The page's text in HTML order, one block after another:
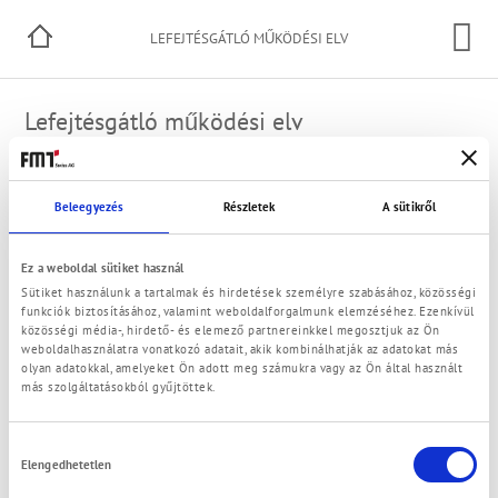
Beleegyezés Részletek A sütikről
Ez a weboldal sütiket használ
Sütiket használunk a tartalmak és hirdetések személyre szabásához, közösségi
funkciók biztosításához, valamint weboldalforgalmunk elemzéséhez. Ezenkívül
közösségi média-, hirdető- és elemező partnereinkkel megosztjuk az Ön
weboldalhasználatra vonatkozó adatait, akik kombinálhatják az adatokat más
olyan adatokkal, amelyeket Ön adott meg számukra vagy az Ön által használt
más szolgáltatásokból gyűjtöttek.
kiválasztása
Elengedhetetlen
LEFEJTÉSGÁTLÓ MŰKÖDÉSI ELV
Lefejtésgátló működési elv
A szivattyúnál a nyomóoldalon egy vékony visszavezető
tömlőt szerelnek a tartályba. Amennyiben a lefejtő tömlő
elszakad, a lefejtésgátló nélkül a szívó hatás miatt a közeg
tartályban a szivárgási pont alá kerül. A lefejtésgátló
megszakítja a leszívó hatást, mivel a vékony tömlőn
keresztül levegőt szív be a rendszer, ami megszakítja a
szívó hatást.
A berendezés működéséhez fontos: A visszavezető tömlő
végének a tartályban nem szabad belemerülnie a közegbe,
különben nem működik!